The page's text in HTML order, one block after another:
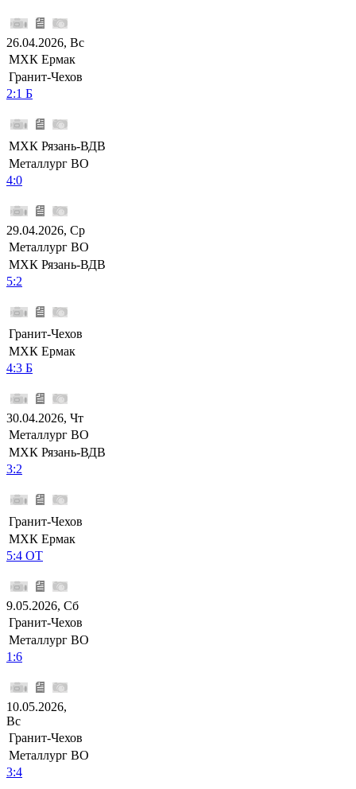
26.04.2026, Вс
МХК Ермак
Гранит-Чехов
2:1 Б
МХК Рязань-ВДВ
Металлург ВО
4:0
29.04.2026, Ср
Металлург ВО
МХК Рязань-ВДВ
5:2
Гранит-Чехов
МХК Ермак
4:3 Б
30.04.2026, Чт
Металлург ВО
МХК Рязань-ВДВ
3:2
Гранит-Чехов
МХК Ермак
5:4 ОТ
9.05.2026, Сб
Гранит-Чехов
Металлург ВО
1:6
10.05.2026,
Вс
Гранит-Чехов
Металлург ВО
3:4